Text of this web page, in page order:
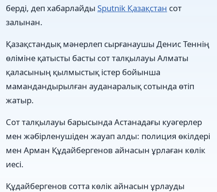
берді, деп хабарлайды Sputnik Қазақстан сот
залынан.
Қазақстандық мәнерлеп сырғанаушы Денис Теннің
өліміне қатысты басты сот талқылауы Алматы
қаласының қылмыстық істер бойынша
мамандандырылған ауданаралық сотында өтіп
жатыр.
Сот талқылауы барысында Астанадағы куәгерлер
мен жәбірленушіден жауап алды: полиция өкілдері
мен Арман Құдайбергенов айнасын ұрлаған көлік
иесі.
Құдайбергенов сотта көлік айнасын ұрлауды